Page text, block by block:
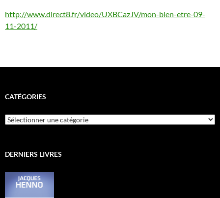
http://www.direct8.fr/video/UXBCazJV/mon-bien-etre-09-
11-2011/
CATÉGORIES
Catégories
DERNIERS LIVRES